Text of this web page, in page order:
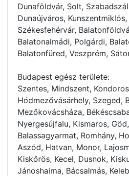
Dunaföldvár, Solt,
Dunaújváros,
Székesfehérvár,
Balatonalmádi, Polgárdi,
Balatonfüred, Veszprém,
Budapest egész területe:
Szentes, Mindszent,
Hódmezővásárhely, Szeged,
Mezőkovácsháza,
Nyergesújfalu, Kismaros,
Balassagyarmat, Romhány,
Aszód, Hatvan, Monor,
Kiskőrös, Kecel, Dusnok,
Jánoshalma, Bácsalmás,